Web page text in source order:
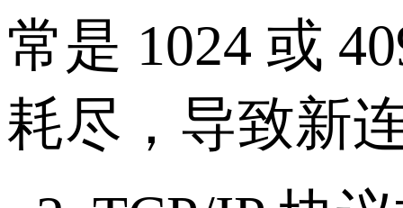
常是 1024 或
耗尽，导致新